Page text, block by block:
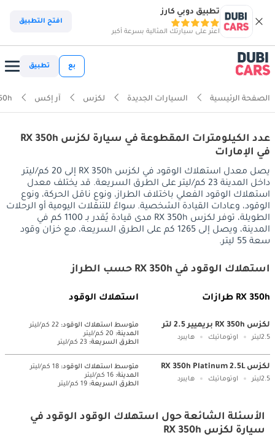
تطبيق دوبي كارز
اعثر على سيارتك المثالية بسرعة أكبر
افتح التطبيق
بع تطبيق
الصفحة الرئيسية السيارات الجديدة لكزس آر إكس
عدد الكيلومترات المقطوعة في سيارة لكزس RX 350h
في الإمارات
يصل معدل استهلاك الوقود في لكزس RX 350h إلى 20 كم/ليتر
داخل المدينة 23 كم/ليتر على الطرق السريعة. قد يختلف معدل
استهلاك الوقود الفعلي باختلاف الطراز، ونوع ناقل الحركة، ونوع
الوقود، وعادات القيادة الشخصية. سواءً للتنقلات اليومية أو الرحلات
الطويلة، توفر لكزس RX 350h مدى قيادة يُقدر بـ 1100 كم في
المدينة، ويصل إلى 1265 كم على الطرق السريعة، مع خزان وقود
سعة 55 ليتر.
استهلاك الوقود في RX 350h حسب الطراز
RX 350h طرازات استهلاك الوقود
لكزس RX 350h بريميير 2.5 لتر
2.5ليتر اوتوماتيك هايبرد
متوسط ​​استهلاك الوقود: 22 كم/ليتر
المدينة: 20 كم/ليتر
الطرق السريعة: 23 كم/ليتر
لكزس RX 350h Platinum 2.5L
2.5ليتر اوتوماتيك هايبرد
متوسط ​​استهلاك الوقود: 18 كم/ليتر
المدينة: 16 كم/ليتر
الطرق السريعة: 19 كم/ليتر
الأسئلة الشائعة حول استهلاك الوقود الوقود في
سيارة لكزس RX 350h